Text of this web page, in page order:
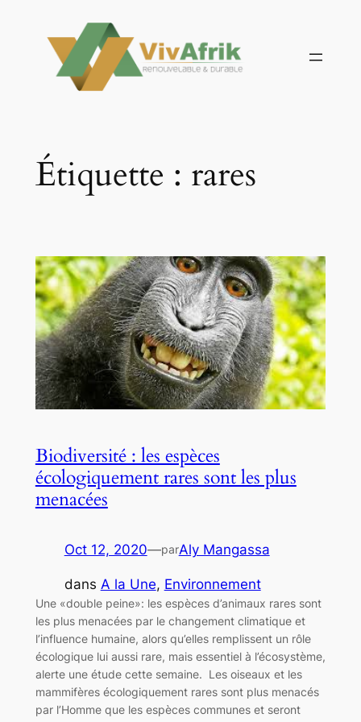
contenu
Étiquette : rares
Biodiversité : les espèces
écologiquement rares sont les plus
menacées
Oct 12, 2020—parAly Mangassa
dans A la Une, Environnement
Une «double peine»: les espèces d’animaux rares sont
les plus menacées par le changement climatique et
l’influence humaine, alors qu’elles remplissent un rôle
écologique lui aussi rare, mais essentiel à l’écosystème,
alerte une étude cette semaine. Les oiseaux et les
mammifères écologiquement rares sont plus menacés
par l’Homme que les espèces communes et seront